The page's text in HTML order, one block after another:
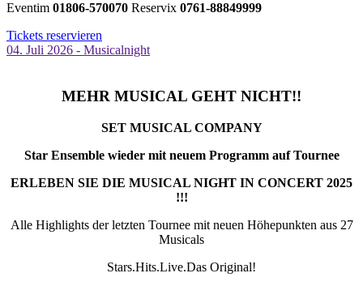
Eventim 01806-570070 Reservix 0761-88849999
Tickets reservieren
04. Juli 2026 - Musicalnight
MEHR MUSICAL GEHT NICHT!!
SET MUSICAL COMPANY
Star Ensemble wieder mit neuem Programm auf Tournee
ERLEBEN SIE DIE MUSICAL NIGHT IN CONCERT 2025
!!!
Alle Highlights der letzten Tournee mit neuen Höhepunkten aus 27
Musicals
Stars.Hits.Live.Das Original!